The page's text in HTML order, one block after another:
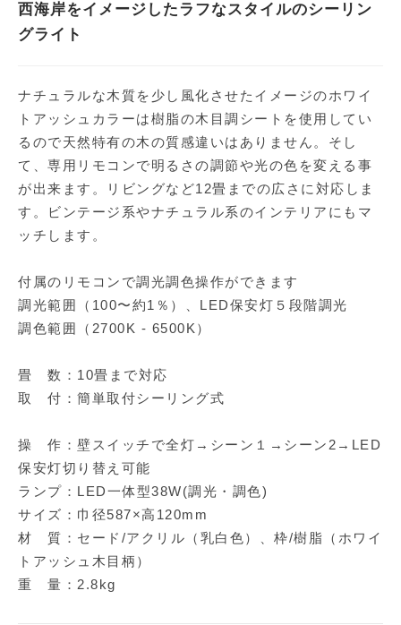
西海岸をイメージしたラフなスタイルのシーリン
グライト
ナチュラルな木質を少し風化させたイメージのホワイ
トアッシュカラーは樹脂の木目調シートを使用してい
るので天然特有の木の質感違いはありません。そし
て、専用リモコンで明るさの調節や光の色を変える事
が出来ます。リビングなど12畳までの広さに対応しま
す。ビンテージ系やナチュラル系のインテリアにもマ
ッチします。
付属のリモコンで調光調色操作ができます
調光範囲（100〜約1％）、LED保安灯５段階調光
調色範囲（2700K - 6500K）
畳 数：10畳まで対応
取 付：簡単取付シーリング式
操 作：壁スイッチで全灯→シーン１→シーン2→LED
保安灯切り替え可能
ランプ：LED一体型38W(調光・調色)
サイズ：巾径587×高120mm
材 質：セード/アクリル（乳白色）、枠/樹脂（ホワイ
トアッシュ木目柄）
重 量：2.8kg